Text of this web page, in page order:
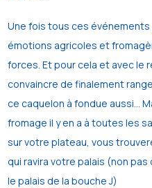
Une fois tous ces
émotions agricoles et
forces. Et pour cela et avec le
convaincre de finalement
ce caquelon à fondue aussi…
fromage il y en a à toutes les
sur votre plateau, vous
qui ravira votre palais (non
le palais de la boucheJ)